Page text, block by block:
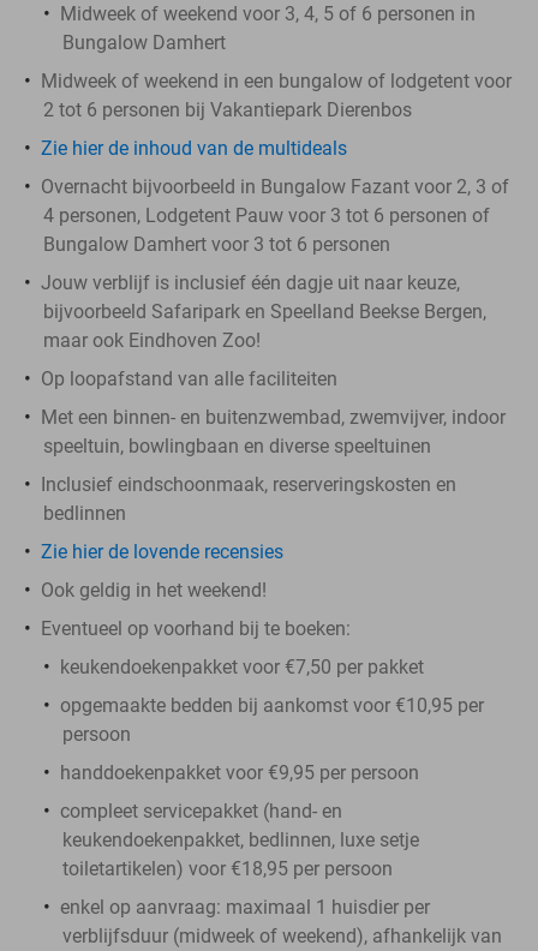
Midweek of weekend voor 3, 4, 5 of 6 personen in
Bungalow Damhert
Midweek of weekend in een bungalow of lodgetent voor
2 tot 6 personen bij Vakantiepark Dierenbos
Zie hier de inhoud van de multideals
Overnacht bijvoorbeeld in Bungalow Fazant voor 2, 3 of
4 personen, Lodgetent Pauw voor 3 tot 6 personen of
Bungalow Damhert voor 3 tot 6 personen
Jouw verblijf is inclusief één dagje uit naar keuze,
bijvoorbeeld Safaripark en Speelland Beekse Bergen,
maar ook Eindhoven Zoo!
Op loopafstand van alle faciliteiten
Met een binnen- en buitenzwembad, zwemvijver, indoor
speeltuin, bowlingbaan en diverse speeltuinen
Inclusief eindschoonmaak, reserveringskosten en
bedlinnen
Zie hier de lovende recensies
Ook geldig in het weekend!
Eventueel op voorhand bij te boeken:
keukendoekenpakket voor €7,50 per pakket
opgemaakte bedden bij aankomst voor €10,95 per
persoon
handdoekenpakket voor €9,95 per persoon
compleet servicepakket (hand- en
keukendoekenpakket, bedlinnen, luxe setje
toiletartikelen) voor €18,95 per persoon
enkel op aanvraag: maximaal 1 huisdier per
verblijfsduur (midweek of weekend), afhankelijk van